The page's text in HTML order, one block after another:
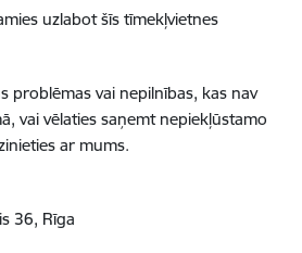
uzlabot šīs tīmekļvietnes
problēmas vai nepilnības, kas nav
vai vēlaties saņemt nepiekļūstamo
ar mums.
36, Rīga